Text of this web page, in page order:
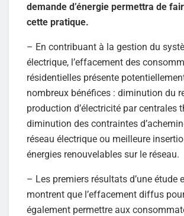
demande d’énergie permettra de
cette pratique.
– En contribuant à la gestion du
électrique, l’effacement des
résidentielles présente
nombreux bénéfices : diminution du
production d’électricité par centrales
diminution des contraintes
réseau électrique ou meilleure
énergies renouvelables sur le réseau.
– Les premiers résultats d’une étude
montrent que l’effacement diffus
également permettre aux